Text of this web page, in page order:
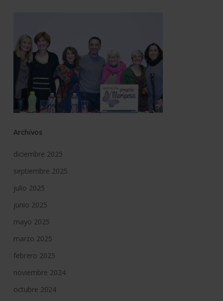
Archivos
diciembre 2025
septiembre 2025
julio 2025
junio 2025
mayo 2025
marzo 2025
febrero 2025
noviembre 2024
octubre 2024